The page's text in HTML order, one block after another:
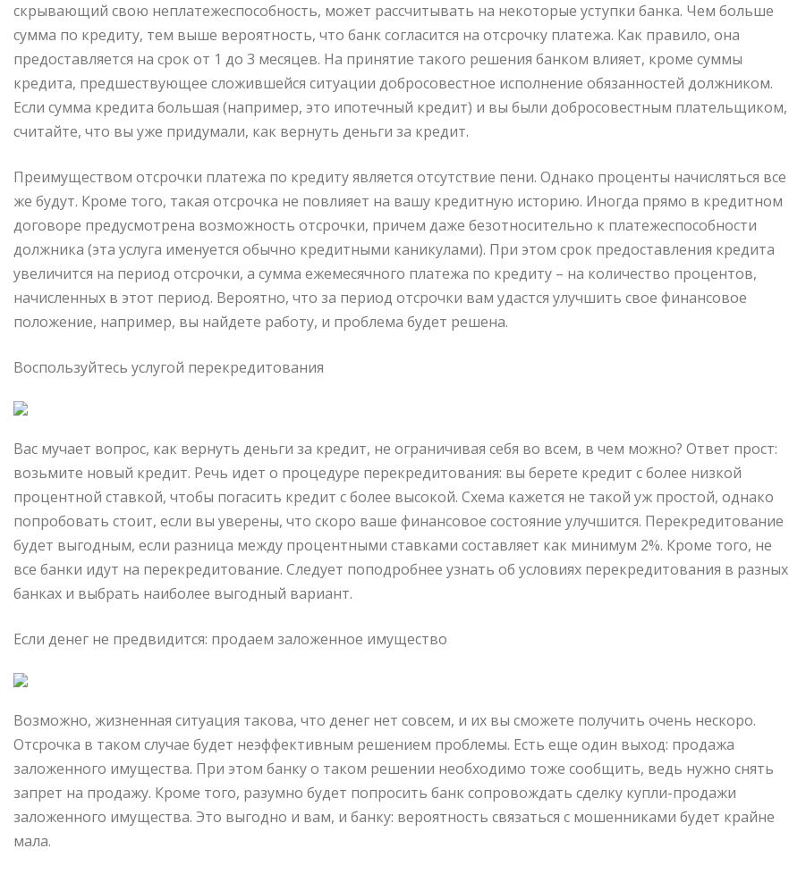
скрывающий свою неплатежеспособность, может рассчитывать на некоторые уступки банка. Чем больше
сумма по кредиту, тем выше вероятность, что банк согласится на отсрочку платежа. Как правило, она
предоставляется на срок от 1 до 3 месяцев. На принятие такого решения банком влияет, кроме суммы
кредита, предшествующее сложившейся ситуации добросовестное исполнение обязанностей должником.
Если сумма кредита большая (например, это ипотечный кредит) и вы были добросовестным плательщиком,
считайте, что вы уже придумали, как вернуть деньги за кредит.
Преимуществом отсрочки платежа по кредиту является отсутствие пени. Однако проценты начисляться все
же будут. Кроме того, такая отсрочка не повлияет на вашу кредитную историю. Иногда прямо в кредитном
договоре предусмотрена возможность отсрочки, причем даже безотносительно к платежеспособности
должника (эта услуга именуется обычно кредитными каникулами). При этом срок предоставления кредита
увеличится на период отсрочки, а сумма ежемесячного платежа по кредиту – на количество процентов,
начисленных в этот период. Вероятно, что за период отсрочки вам удастся улучшить свое финансовое
положение, например, вы найдете работу, и проблема будет решена.
Воспользуйтесь услугой перекредитования
Вас мучает вопрос, как вернуть деньги за кредит, не ограничивая себя во всем, в чем можно? Ответ прост:
возьмите новый кредит. Речь идет о процедуре перекредитования: вы берете кредит с более низкой
процентной ставкой, чтобы погасить кредит с более высокой. Схема кажется не такой уж простой, однако
попробовать стоит, если вы уверены, что скоро ваше финансовое состояние улучшится. Перекредитование
будет выгодным, если разница между процентными ставками составляет как минимум 2%. Кроме того, не
все банки идут на перекредитование. Следует поподробнее узнать об условиях перекредитования в разных
банках и выбрать наиболее выгодный вариант.
Если денег не предвидится: продаем заложенное имущество
Возможно, жизненная ситуация такова, что денег нет совсем, и их вы сможете получить очень нескоро.
Отсрочка в таком случае будет неэффективным решением проблемы. Есть еще один выход: продажа
заложенного имущества. При этом банку о таком решении необходимо тоже сообщить, ведь нужно снять
запрет на продажу. Кроме того, разумно будет попросить банк сопровождать сделку купли-продажи
заложенного имущества. Это выгодно и вам, и банку: вероятность связаться с мошенниками будет крайне
мала.